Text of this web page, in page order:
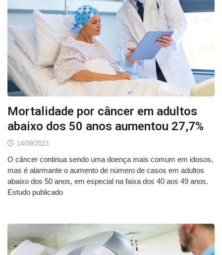
Mortalidade por câncer em adultos
abaixo dos 50 anos aumentou 27,7%
14/09/2023
O câncer continua sendo uma doença mais comum em idosos,
mas é alarmante o aumento de número de casos em adultos
abaixo dos 50 anos, em especial na faixa dos 40 aos 49 anos.
Estudo publicado